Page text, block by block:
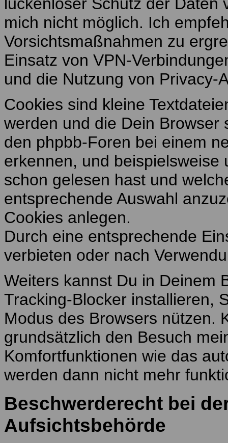
lückenloser Schutz der
mich nicht möglich. Ich
Vorsichtsmaßnahmen zu
Einsatz von VPN-
und die Nutzung von Privacy-
Cookies sind kleine
werden und die Dein Browser
den phpbb-Foren bei einem
erkennen, und beispielsweise
schon gelesen hast und
entsprechende Auswahl
Cookies anlegen.
Durch eine entsprechende
verbieten oder nach
Weiters kannst Du in Deinem
Tracking-Blocker installieren,
Modus des Browsers nützen.
grundsätzlich den Besuch
Komfortfunktionen wie das
werden dann nicht mehr
Beschwerderecht bei
Aufsichtsbehörde